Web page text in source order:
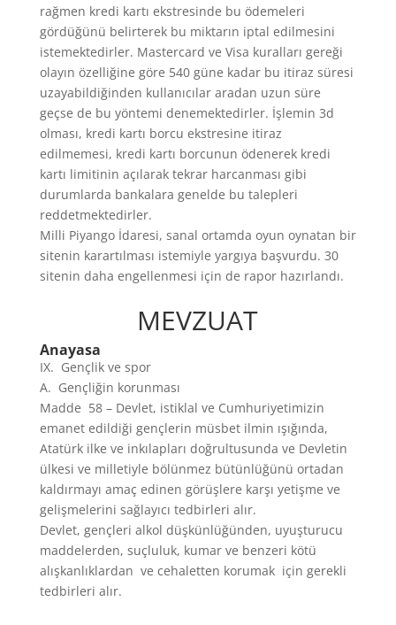
rağmen kredi kartı ekstresinde bu ödemeleri
gördüğünü belirterek bu miktarın iptal edilmesini
istemektedirler. Mastercard ve Visa kuralları gereği
olayın özelliğine göre 540 güne kadar bu itiraz süresi
uzayabildiğinden kullanıcılar aradan uzun süre
geçse de bu yöntemi denemektedirler. İşlemin 3d
olması, kredi kartı borcu ekstresine itiraz
edilmemesi, kredi kartı borcunun ödenerek kredi
kartı limitinin açılarak tekrar harcanması gibi
durumlarda bankalara genelde bu talepleri
reddetmektedirler.
Milli Piyango İdaresi, sanal ortamda oyun oynatan bir
sitenin karartılması istemiyle yargıya başvurdu. 30
sitenin daha engellenmesi için de rapor hazırlandı.
MEVZUAT
Anayasa
IX. Gençlik ve spor
A. Gençliğin korunması
Madde 58 – Devlet, istiklal ve Cumhuriyetimizin
emanet edildiği gençlerin müsbet ilmin ışığında,
Atatürk ilke ve inkılapları doğrultusunda ve Devletin
ülkesi ve milletiyle bölünmez bütünlüğünü ortadan
kaldırmayı amaç edinen görüşlere karşı yetişme ve
gelişmelerini sağlayıcı tedbirleri alır.
Devlet, gençleri alkol düşkünlüğünden, uyuşturucu
maddelerden, suçluluk, kumar ve benzeri kötü
alışkanlıklardan ve cehaletten korumak için gerekli
tedbirleri alır.